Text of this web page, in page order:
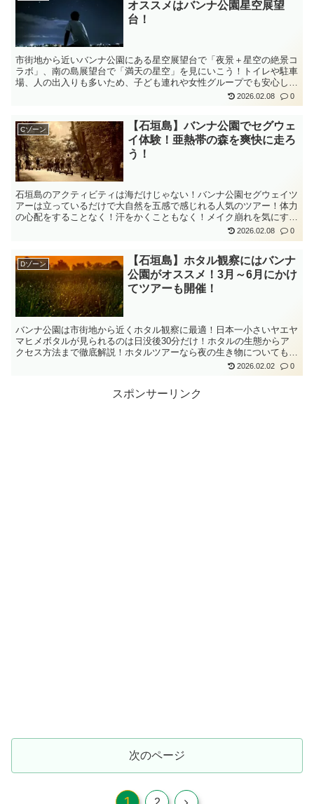
オススメはバンナ公園星空展望
台！
市街地から近いバンナ公園にある星空展望台で「夜景＋星空の絶景コ
ラボ」、南の島展望台で「満天の星空」を見にいこう！トイレや駐車
場、人の出入りも多いため、子ども連れや女性グループでも安心して
2026.02.08 0
Cゾーン
【石垣島】バンナ公園でセグウェ
イ体験！亜熱帯の森を爽快に走ろ
う！
石垣島のアクティビティは海だけじゃない！バンナ公園セグウェイツ
アーは立っているだけで大自然を五感で感じれる人気のツアー！体力
の心配をすることなく！汗をかくこともなく！メイク崩れを気にする
2026.02.08 0
Dゾーン
【石垣島】ホタル観察にはバンナ
公園がオススメ！3月～6月にかけ
てツアーも開催！
バンナ公園は市街地から近くホタル観察に最適！日本一小さいヤエヤ
マヒメボタルが見られるのは日没後30分だけ！ホタルの生態からア
クセス方法まで徹底解説！ホタルツアーなら夜の生き物についても教
えてくれてさらに楽しい！夜の石垣の自然は神秘ダ！ 2026.02.02 0
スポンサーリンク
次のページ